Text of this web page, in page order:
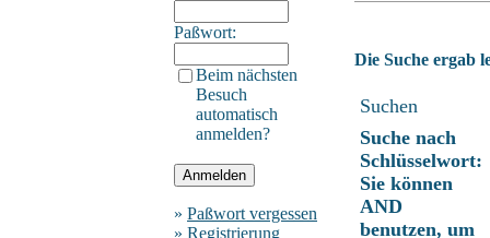
Paßwort:
Beim nächsten
Besuch
automatisch
anmelden?
» Paßwort vergessen
» Registrierung
Die Suche ergab
Suchen
Suche nach
Schlüsselwort:
Sie können
AND
benutzen, um